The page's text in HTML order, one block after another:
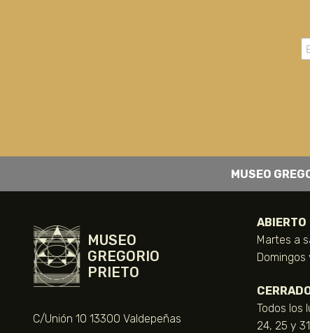
MUSEO
MUSEO
GREGORIO
PRIETO
C/Unión 10 13300 Valdepeñas
ABIERTO
Martes a
Domingos
Todos los
24, 25 y